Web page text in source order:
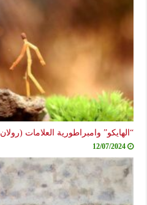
وامبراطورية العلامات (رولان بارت)
12/07/2024